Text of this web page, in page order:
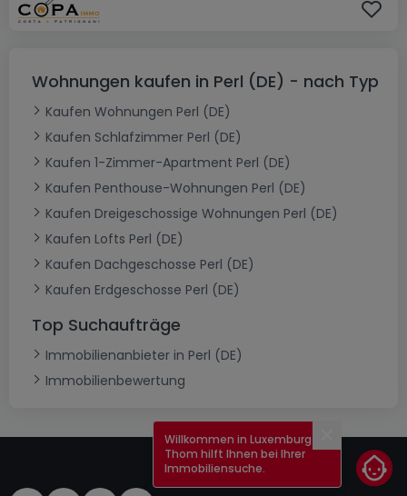
Wohnungen kaufen in Perl (DE) - nach Typ
Kaufen Wohnungen Perl (DE)
Kaufen Schlafzimmer Perl (DE)
Kaufen 1-Zimmer-Apartment Perl (DE)
Kaufen Penthouse-Wohnungen Perl (DE)
Kaufen Dreigeschossige Wohnungen Perl (DE)
Kaufen Lofts Perl (DE)
Kaufen Dachgeschosse Perl (DE)
Kaufen Erdgeschosse Perl (DE)
Top Suchaufträge
Immobilienanbieter in Perl (DE)
Immobilienbewertung
Schließen
Willkommen in Luxemburg!
Thom hilft Ihnen bei Ihrer
Immobiliensuche.